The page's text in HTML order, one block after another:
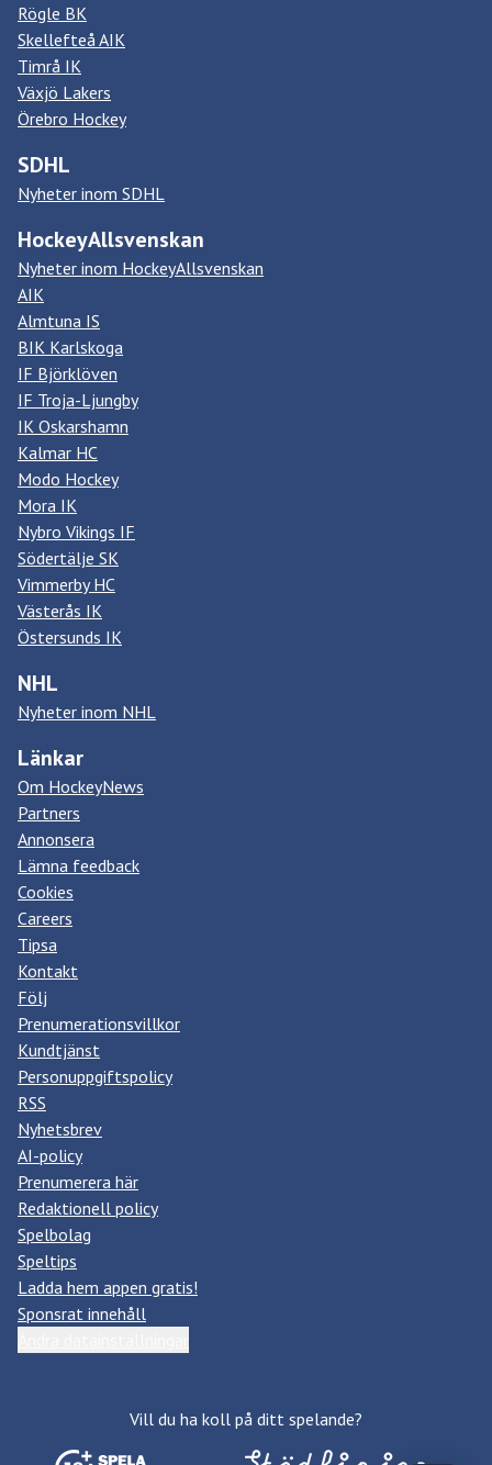
Rögle BK
Skellefteå AIK
Timrå IK
Växjö Lakers
Örebro Hockey
SDHL
Nyheter inom SDHL
HockeyAllsvenskan
Nyheter inom HockeyAllsvenskan
AIK
Almtuna IS
BIK Karlskoga
IF Björklöven
IF Troja-Ljungby
IK Oskarshamn
Kalmar HC
Modo Hockey
Mora IK
Nybro Vikings IF
Södertälje SK
Vimmerby HC
Västerås IK
Östersunds IK
NHL
Nyheter inom NHL
Länkar
Om HockeyNews
Partners
Annonsera
Lämna feedback
Cookies
Careers
Tipsa
Kontakt
Följ
Prenumerationsvillkor
Kundtjänst
Personuppgiftspolicy
RSS
Nyhetsbrev
AI-policy
Prenumerera här
Redaktionell policy
Spelbolag
Speltips
Ladda hem appen gratis!
Sponsrat innehåll
Vill du ha koll på ditt spelande?